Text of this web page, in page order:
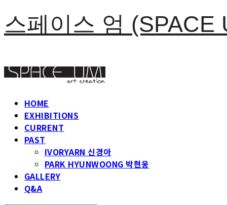
스페이스 엄 (SPACE
HOME
EXHIBITIONS
CURRENT
PAST
IVORYARN 신경아
PARK HYUNWOONG 박현웅
GALLERY
Q&A